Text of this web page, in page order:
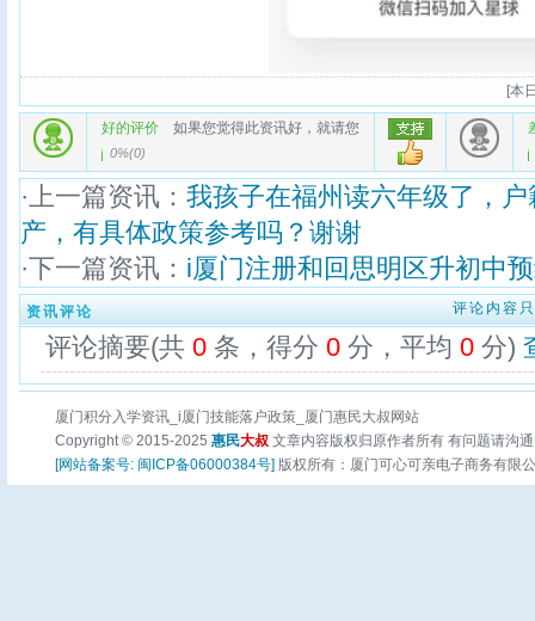
[本
好的评价 如果您觉得此资讯好，就请您
0%(0)
·上一篇资讯： 我孩子在福州读六年级了，
产，有具体政策参考吗？谢谢
·下一篇资讯： i厦门注册和回思明区升初中
资讯评论 评论内容
评论摘要(共 0 条，得分 0 分，平均 0 分)
厦门积分入学资讯_i厦门技能落户政策_厦门惠民大叔网站
Copyright © 2015-2025 惠民大叔 文章内容版权归原作者所有 有问题请沟
[网站备案号: 闽ICP备06000384号] 版权所有：厦门可心可亲电子商务有限